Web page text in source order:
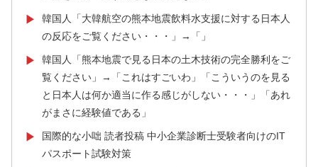
▶
韓国人「大韓航空の熊本地震飲料水支援に対する日本人
の反応をご覧ください・・・」→「」
▶
韓国人「熊本地震で見る日本の土木技術の完全勝利をご
覧ください」→「これはすごいわ」「こういうのを見る
と日本人は何か適当に作る感じがしない・・・」「あれ
がまさに経験値である」
▶
国際的な小咄 読者投稿 中小企業診断士受験者向けのIT
パスポート試験対策